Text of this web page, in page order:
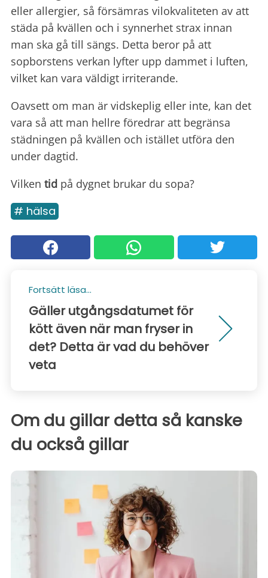
eller allergier, så försämras vilokvaliteten av att
städa på kvällen och i synnerhet strax innan
man ska gå till sängs. Detta beror på att
sopborstens verkan lyfter upp dammet i luften,
vilket kan vara väldigt irriterande.
Oavsett om man är vidskeplig eller inte, kan det
vara så att man hellre föredrar att begränsa
städningen på kvällen och istället utföra den
under dagtid.
Vilken tid på dygnet brukar du sopa?
# hälsa
Fortsätt läsa...
Gäller utgångsdatumet för
kött även när man fryser in
det? Detta är vad du behöver
veta
Om du gillar detta så kanske
du också gillar